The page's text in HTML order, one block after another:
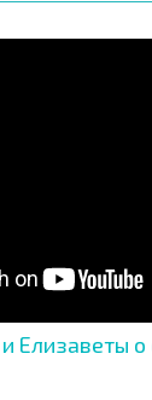
Елизаветы о